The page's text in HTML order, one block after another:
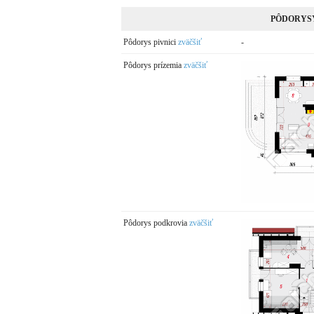
Pôdorys pivnici zväčšiť -
Pôdorys prízemia zväčšiť
Pôdorys podkrovia zväčšiť